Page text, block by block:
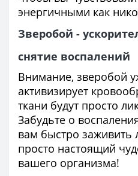
энергичными как
Зверобой -
снятие воспалений
Внимание, зверобой
активизирует
ткани будут просто
Забудьте о
вам быстро
просто настоящий
вашего организма!